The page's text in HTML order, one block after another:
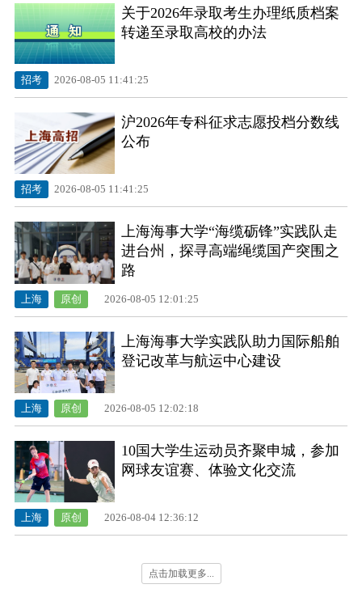
关于2026年录取考生办理纸质档案
转递至录取高校的办法
招考 2026-08-05 11:41:25
沪2026年专科征求志愿投档分数线
公布
招考 2026-08-05 11:41:25
​上海海事大学“海缆砺锋”实践队走
进台州，探寻高端绳缆国产突围之
路
上海 原创 2026-08-05 12:01:25
上海海事大学实践队助力国际船舶
登记改革与航运中心建设
上海 原创 2026-08-05 12:02:18
10国大学生运动员齐聚申城，参加
网球友谊赛、体验文化交流
上海 原创 2026-08-04 12:36:12
点击加载更多...